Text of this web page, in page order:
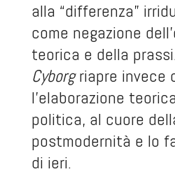
alla “differenza”
come negazione
teorica e della
Cyborgriapre invece
l’elaborazione
politica, al cuore
postmodernità e lo
di ieri.